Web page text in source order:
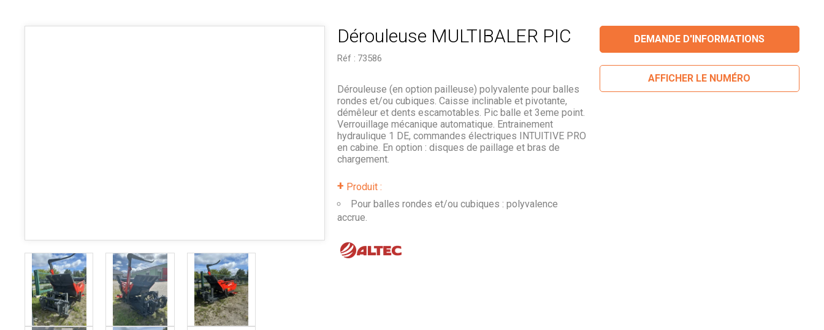
Dérouleuse MULTIBALER PIC
Réf : 73586
+ Produit :
Pour balles rondes et/ou cubiques : polyvalence
accrue.
Dérouleuse (en option pailleuse) polyvalente pour balles
rondes et/ou cubiques. Caisse inclinable et pivotante,
démêleur et dents escamotables. Pic balle et 3eme point.
Verrouillage mécanique automatique. Entrainement
hydraulique 1 DE, commandes électriques INTUITIVE PRO
en cabine. En option : disques de paillage et bras de
chargement.
DEMANDE D'INFORMATIONS
AFFICHER LE NUMÉRO